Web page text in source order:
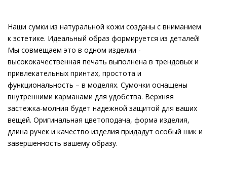
Наши сумки из натуральной кожи созданы с вниманием
к эстетике. Идеальный образ формируется из деталей!
Мы совмещаем это в одном изделии -
высококачественная печать выполнена в трендовых и
привлекательных принтах, простота и
функциональность – в моделях. Сумочки оснащены
внутренними карманами для удобства. Верхняя
застежка-молния будет надежной защитой для ваших
вещей. Оригинальная цветоподача, форма изделия,
длина ручек и качество изделия придадут особый шик и
завершенность вашему образу.